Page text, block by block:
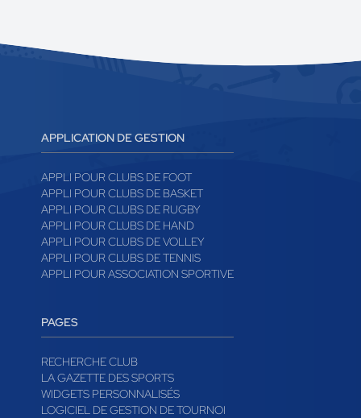
APPLICATION DE GESTION
APPLI POUR CLUBS DE FOOT
APPLI POUR CLUBS DE BASKET
APPLI POUR CLUBS DE RUGBY
APPLI POUR CLUBS DE HAND
APPLI POUR CLUBS DE VOLLEY
APPLI POUR CLUBS DE TENNIS
APPLI POUR ASSOCIATION SPORTIVE
PAGES
RECHERCHE CLUB
LA GAZETTE DES SPORTS
WIDGETS PERSONNALISÉS
LOGICIEL DE GESTION DE TOURNOI